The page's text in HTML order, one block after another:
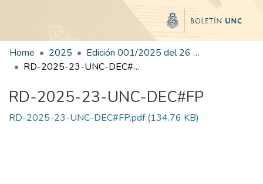
Home 2025
Edición 001/2025 del 26 de mayo de 2025
RD-2025-23-UNC-DEC#FP
RD-2025-23-UNC-DEC#FP
RD-2025-23-UNC-DEC#FP.pdf(134.76 KB)